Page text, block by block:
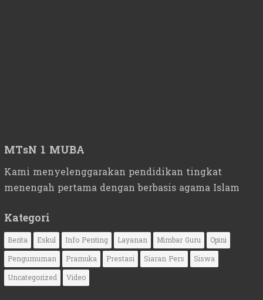
MTsN 1 MUBA
Kami menyelenggarakan pendidikan tingkat
menengah pertama dengan berbasis agama Islam
Kategori
Berita Eskul Info Penting Layanan Mimbar Guru
Opini
Pengumuman
Pramuka Prestasi Siaran Pers
Siswa
Uncategorized
Video